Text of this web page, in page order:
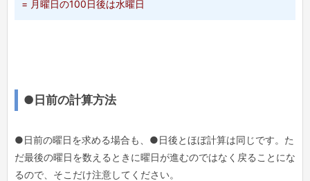
= 月曜日の100日後は水曜日
●日前の計算方法
●日前の曜日を求める場合も、●日後とほぼ計算は同じです。た
だ最後の曜日を数えるときに曜日が進むのではなく戻ることにな
るので、そこだけ注意してください。